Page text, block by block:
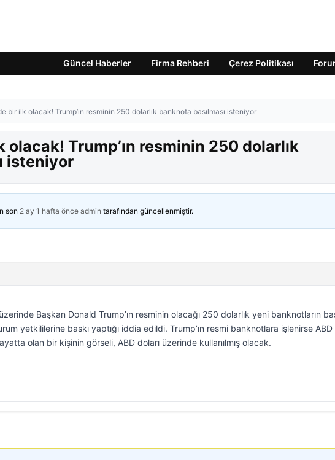
Güncel Haberler Firma Rehberi Çerez Politikası
bir ilk olacak! Trump’ın resminin 250 dolarlık banknota basılması isteniyor
Trump’ın resminin 250 dolarlık
isteniyor
son 2 ay 1 hafta önce admin tarafından güncellenmiştir.
Başkan Donald Trump’ın resminin olacağı 250 dolarlık yeni banknotların
yetkililerine baskı yaptığı iddia edildi. Trump’ın resmi banknotlara işlenirse ABD
olan bir kişinin görseli, ABD doları üzerinde kullanılmış olacak.